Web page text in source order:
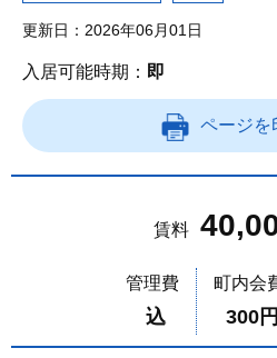
更新日：2026年06月01日
入居可能時期： 即
ページを
賃料
管理費
込
町内会
300円